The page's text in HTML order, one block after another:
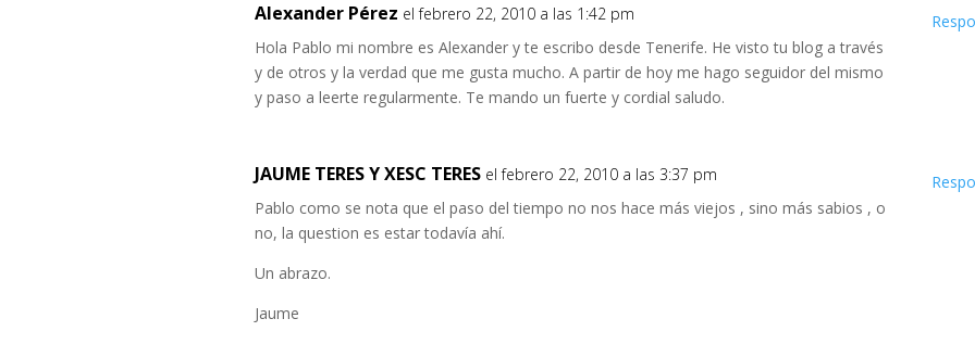
Alexander Pérez el febrero 22, 2010 a las 1:42 pm
Hola Pablo mi nombre es Alexander y te escribo desde Tenerife. He visto tu blog a través
y de otros y la verdad que me gusta mucho. A partir de hoy me hago seguidor del mismo
y paso a leerte regularmente. Te mando un fuerte y cordial saludo.
JAUME TERES Y XESC TERES el febrero 22, 2010 a las 3:37 pm
Pablo como se nota que el paso del tiempo no nos hace más viejos , sino más sabios , o
no, la question es estar todavía ahí.
Un abrazo.
Jaume